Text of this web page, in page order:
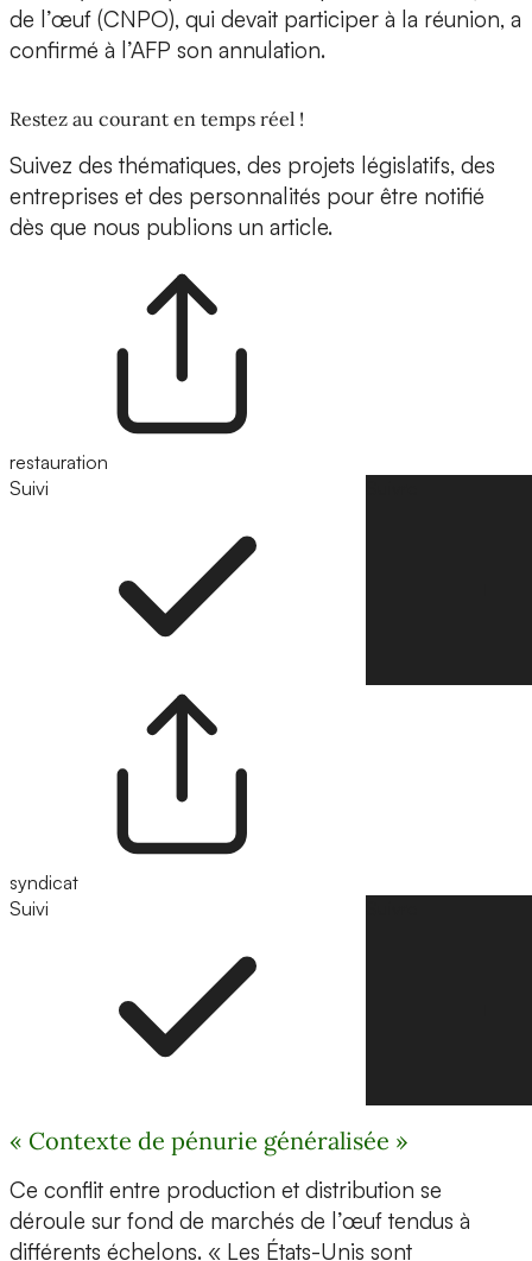
de l’œuf (CNPO), qui devait participer à la réunion, a
confirmé à l’AFP son annulation.
Restez au courant en temps réel !
Suivez des thématiques, des projets législatifs, des
entreprises et des personnalités pour être notifié
dès que nous publions un article.
restauration
Suivi
syndicat
Suivi
« Contexte de pénurie généralisée »
Ce conflit entre production et distribution se
déroule sur fond de marchés de l’œuf tendus à
différents échelons. « Les États-Unis sont